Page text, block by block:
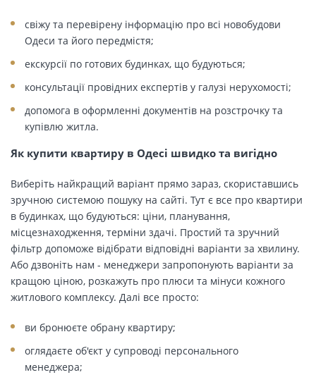
свіжу та перевірену інформацію про всі новобудови
Одеси та його передмістя;
екскурсії по готових будинках, що будуються;
консультації провідних експертів у галузі нерухомості;
допомога в оформленні документів на розстрочку та
купівлю житла.
Як купити квартиру в Одесі швидко та вигідно
Виберіть найкращий варіант прямо зараз, скориставшись
зручною системою пошуку на сайті. Тут є все про квартири
в будинках, що будуються: ціни, планування,
місцезнаходження, терміни здачі. Простий та зручний
фільтр допоможе відібрати відповідні варіанти за хвилину.
Або дзвоніть нам - менеджери запропонують варіанти за
кращою ціною, розкажуть про плюси та мінуси кожного
житлового комплексу. Далі все просто:
ви бронюєте обрану квартиру;
оглядаєте об'єкт у супроводі персонального
менеджера;